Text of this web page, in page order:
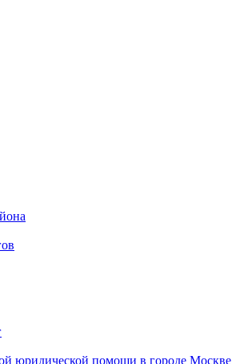
юридической помощи в городе Москве